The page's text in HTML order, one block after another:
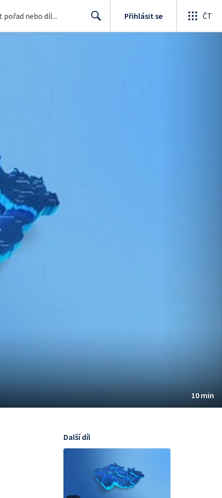
Přihlásit se ČT
10 min
Další díl